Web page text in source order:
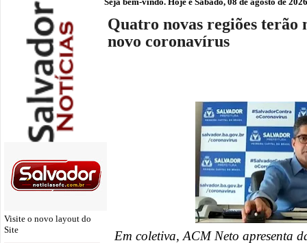
Visite o novo layout do
Site
Quatro novas regiões
novo coronavírus
Em coletiva, ACM Neto apresenta